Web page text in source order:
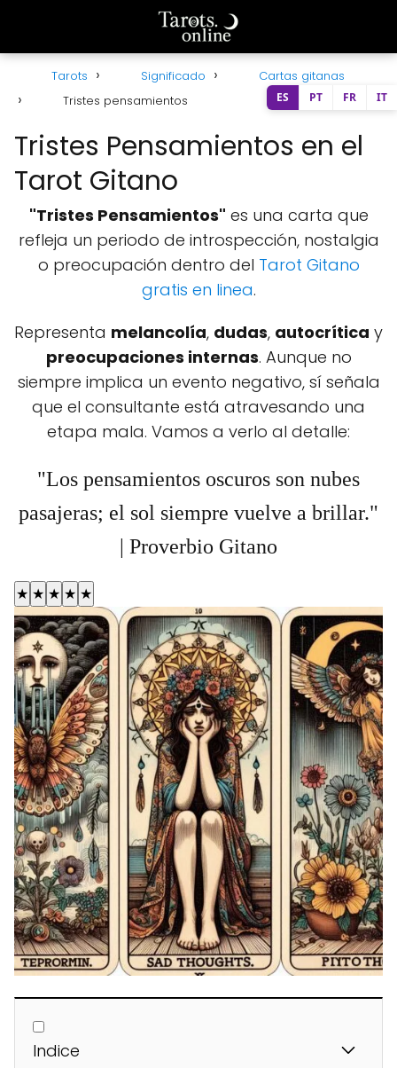
Tarots Significado
Cartas gitanas
Tristes pensamientos
Tristes Pensamientos en el
Tarot Gitano
"Tristes Pensamientos" es una carta que
refleja un periodo de introspección, nostalgia
o preocupación dentro del Tarot Gitano
gratis en linea.
Representa melancolía, dudas, autocrítica y
preocupaciones internas. Aunque no
siempre implica un evento negativo, sí señala
que el consultante está atravesando una
etapa mala. Vamos a verlo al detalle:
"Los pensamientos oscuros son nubes
pasajeras; el sol siempre vuelve a brillar."
| Proverbio Gitano
★ ★ ★ ★ ★
Indice
ES PT FR IT